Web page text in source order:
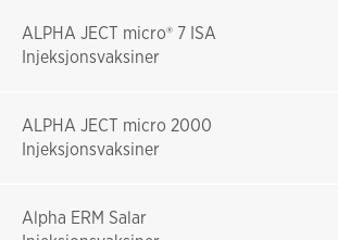
ALPHA JECT micro® 7 ISA
Injeksjonsvaksiner
ALPHA JECT micro 2000
Injeksjonsvaksiner
Alpha ERM Salar